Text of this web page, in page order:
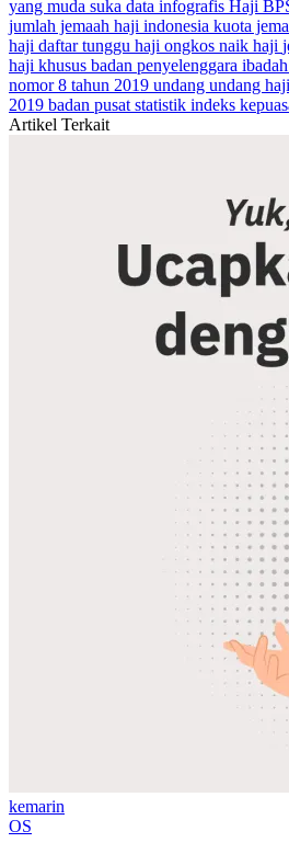
yang muda suka data infografis Haji
jumlah jemaah haji indonesia kuota
haji daftar tunggu haji ongkos naik haji
haji khusus badan penyelenggara
nomor 8 tahun 2019 undang undang haji
2019 badan pusat statistik indeks
Artikel Terkait
kemarin
OS